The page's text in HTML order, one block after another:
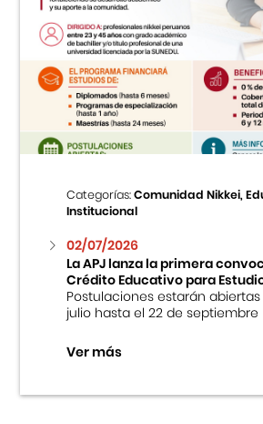
Categorías:Comunidad Nikkei,
Institucional
02/07/2026
La APJ lanza la primera
Crédito Educativo para
Postulaciones estarán abiertas
julio hasta el 22 de septiembre
Ver más